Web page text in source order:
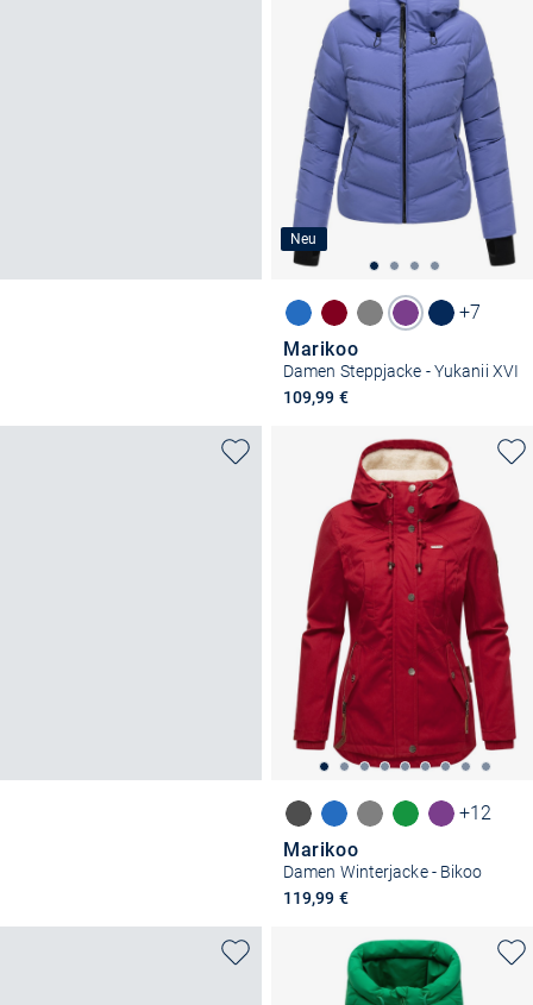
Neu
+7
Marikoo
Damen Steppjacke - Yukanii XVI
109,99 €
+12
Marikoo
Damen Winterjacke - Bikoo
119,99 €